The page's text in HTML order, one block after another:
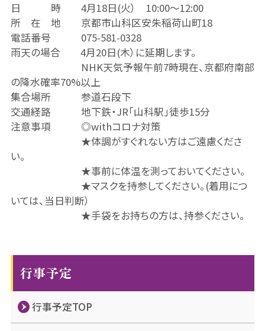
行事予定
行事予定TOP
日 時 4月18日(火） 10:00～12:00
所 在 地 京都市山科区安朱稲荷山町18
電話番号 075-581-0328
雨天の場合 4月20日(木）に延期します。
NHK天気予報午前7時現在、京都府南部
の降水確率70%以上
集合場所 参道石段下
交通経路 地下鉄・JR「山科駅」徒歩15分
注意事項 ◎withコロナ対策
★体調がすぐれない方はご遠慮くださ
い。
★事前に体温を測っておいてください。
★マスクを持参してください。(着用につ
いては、当日判断）
★手袋をお持ちの方は、持参ください。